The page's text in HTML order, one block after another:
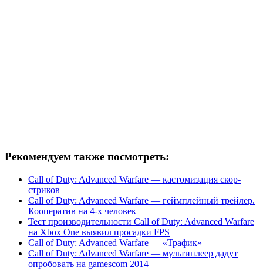
Рекомендуем также посмотреть:
Call of Duty: Advanced Warfare — кастомизация скор-
стриков
Call of Duty: Advanced Warfare — геймплейный трейлер.
Кооператив на 4-х человек
Тест производительности Call of Duty: Advanced Warfare
на Xbox One выявил просадки FPS
Call of Duty: Advanced Warfare — «Трафик»
Call of Duty: Advanced Warfare — мультиплеер дадут
опробовать на gamescom 2014